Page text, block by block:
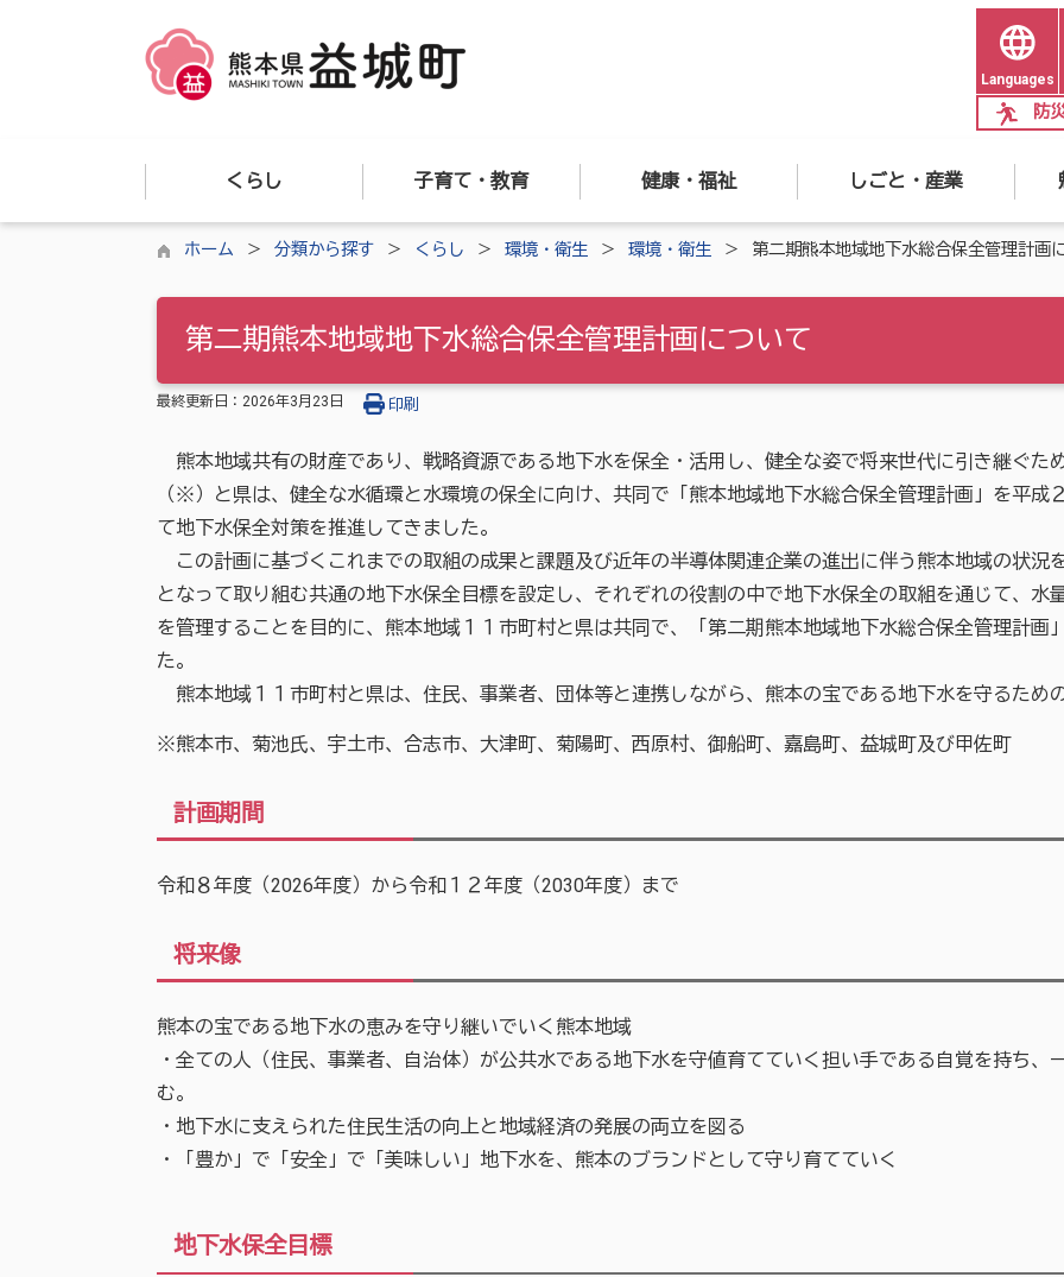
Languages
防
くらし 子育て・教育 健康・福祉 しごと・産業
ホーム 分類から探す くらし 環境・衛生 環境・衛生 第二期熊本地域地下水総合保全管理計画
第二期熊本地域地下水総合保全管理計画について
最終更新日： 2026年3月23日 印刷
熊本地域共有の財産であり、戦略資源である地下水を保全・活用し、健全な姿で将来世代に引き継ぐた
（※）と県は、健全な水循環と水環境の保全に向け、共同で「熊本地域地下水総合保全管理計画」を平成
て地下水保全対策を推進してきました。
この計画に基づくこれまでの取組の成果と課題及び近年の半導体関連企業の進出に伴う熊本地域の状況
となって取り組む共通の地下水保全目標を設定し、それぞれの役割の中で地下水保全の取組を通じて、水
を管理することを目的に、熊本地域１１市町村と県は共同で、「第二期熊本地域地下水総合保全管理計画
た。
熊本地域１１市町村と県は、住民、事業者、団体等と連携しながら、熊本の宝である地下水を守るため
※熊本市、菊池氏、宇土市、合志市、大津町、菊陽町、西原村、御船町、嘉島町、益城町及び甲佐町
計画期間
令和８年度（2026年度）から令和１２年度（2030年度）まで
将来像
熊本の宝である地下水の恵みを守り継いでいく熊本地域
・全ての人（住民、事業者、自治体）が公共水である地下水を守値育てていく担い手である自覚を持ち、
む。
・地下水に支えられた住民生活の向上と地域経済の発展の両立を図る
・「豊か」で「安全」で「美味しい」地下水を、熊本のブランドとして守り育てていく
地下水保全目標